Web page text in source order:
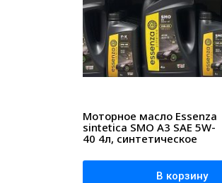
Моторное масло Essenza
sintetica SMO A3 SAE 5W-
40 4л, синтетическое
В корзину